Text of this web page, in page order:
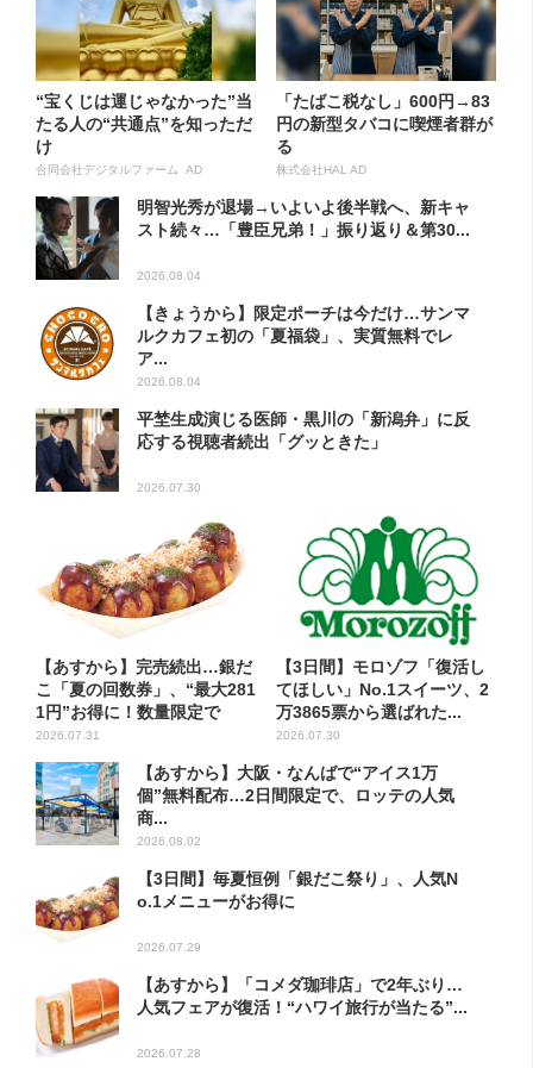
“宝くじは運じゃなかった”当
たる人の“共通点”を知っただ
け
合同会社デジタルファーム AD
「たばこ税なし」600円→83
円の新型タバコに喫煙者群が
る
株式会社HAL AD
明智光秀が退場→いよいよ後半戦へ、新キャ
スト続々…「豊臣兄弟！」振り返り＆第30...
2026.08.04
【きょうから】限定ポーチは今だけ…サンマ
ルクカフェ初の「夏福袋」、実質無料でレ
ア...
2026.08.04
平埜生成演じる医師・黒川の「新潟弁」に反
応する視聴者続出「グッときた」
2026.07.30
【あすから】完売続出…銀だ
こ「夏の回数券」、“最大281
1円”お得に！数量限定で
2026.07.31
【3日間】モロゾフ「復活し
てほしい」No.1スイーツ、2
万3865票から選ばれた...
2026.07.30
【あすから】大阪・なんばで“アイス1万
個”無料配布…2日間限定で、ロッテの人気
商...
2026.08.02
【3日間】毎夏恒例「銀だこ祭り」、人気N
o.1メニューがお得に
2026.07.29
【あすから】「コメダ珈琲店」で2年ぶり…
人気フェアが復活！“ハワイ旅行が当たる”...
2026.07.28